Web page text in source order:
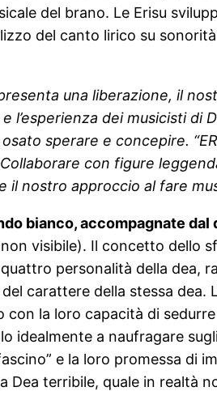
del brano. Le Erisu
del canto lirico su
una liberazione, il
dei musicisti di
sperare e concepire.
con figure
il nostro approccio al fare
bianco, accompagnate dal
visibile). Il concetto dello
personalità della dea,
carattere della stessa dea.
la loro capacità di
idealmente a naufragare
e la loro promessa di
terribile, quale in realtà